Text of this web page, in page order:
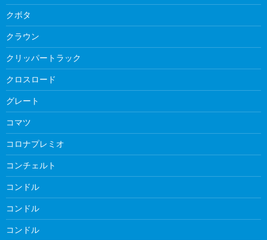
クボタ
クラウン
クリッパートラック
クロスロード
グレート
コマツ
コロナプレミオ
コンチェルト
コンドル
コンドル
コンドル